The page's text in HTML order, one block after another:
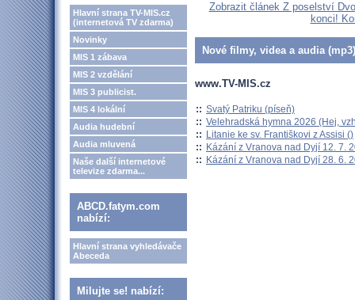
Hlavní strana TV-MIS.cz
(internetová TV zdarma)
Novinky
MIS 1 zábava
MIS 2 vzdělání
MIS 3 publicist.
MIS 4 lokální
Audia hudební
Audia mluvená
Naše další internetové
televize zdarma...
ABCD.fatym.com
nabízí:
Hlavní strana vyhledávače
Abeceda
Milujte se! nabízí:
Zobrazit článek Z poselství
konci!
Nové filmy, videa a audia
www.TV-MIS.cz
:: Svatý Patriku (píseň)
:: Velehradská hymna 2026 (Hej,
:: Litanie ke sv. Františkovi z Assisi ()
:: Kázání z Vranova nad Dyjí 12. 7.
:: Kázání z Vranova nad Dyjí 28. 6.